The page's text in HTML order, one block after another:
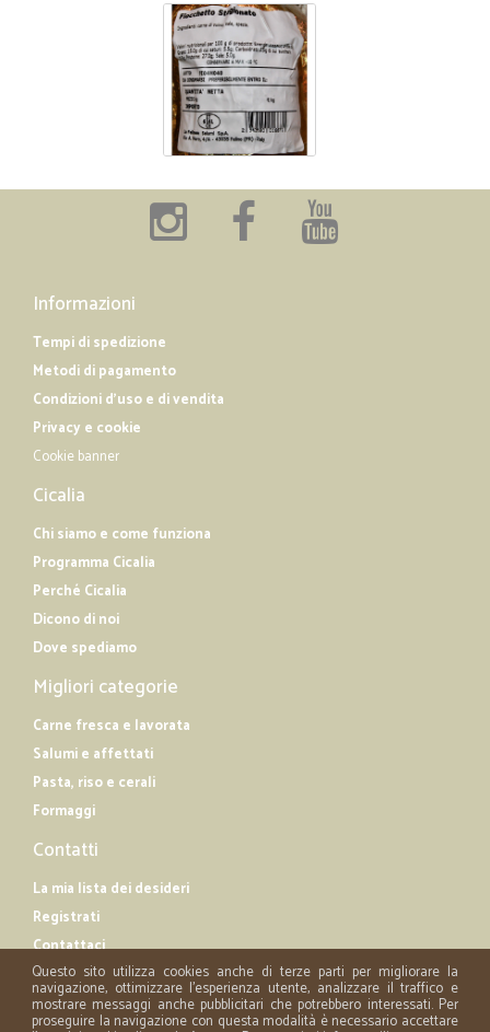
Informazioni
Tempi di spedizione
Metodi di pagamento
Condizioni d'uso e di vendita
Privacy e cookie
Cookie banner
Cicalia
Chi siamo e come funziona
Programma Cicalia
Perché Cicalia
Dicono di noi
Dove spediamo
Migliori categorie
Carne fresca e lavorata
Salumi e affettati
Pasta, riso e cerali
Formaggi
Contatti
La mia lista dei desideri
Registrati
Contattaci
Questo sito utilizza cookies anche di terze parti per migliorare la
navigazione, ottimizzare l'esperienza utente, analizzare il traffico e
mostrare messaggi anche pubblicitari che potrebbero interessati. Per
proseguire la navigazione con questa modalità è necessario accettare